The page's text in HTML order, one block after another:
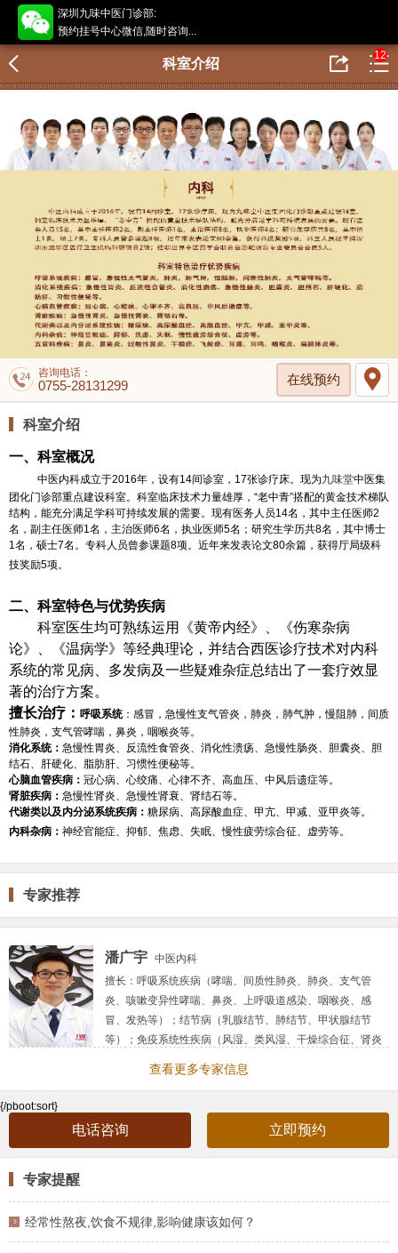
深圳九味中医门诊部:
预约挂号中心微信,随时咨询...
科室介绍
12
咨询电话：
0755-28131299 在线预约
科室介绍
一、科室概况
中医内科成立于2016年，设有14间诊室，17张诊疗床。现为九味堂中医集
团化门诊部重点建设科室。科室临床技术力量雄厚，“老中青”搭配的黄金技术梯队
结构，能充分满足学科可持续发展的需要。现有医务人员14名，其中主任医师2
名，副主任医师1名，主治医师6名，执业医师5名；研究生学历共8名，其中博士
1名，硕士7名。专科人员曾参课题8项。近年来发表论文80余篇，获得厅局级科
技奖励5项。
二、科室特色与优势疾病
科室医生均可熟练运用
《黄帝内经》、《伤寒杂病
论》、《温病学》等经典理论 ， 并结合西医诊疗技术对内科
系统的常见病、多发病及一些疑难杂症总结出了一套疗效显
著的治疗方案。
擅长治疗： 呼吸系统：感冒，急慢性支气管炎，肺炎，肺气肿，慢阻肺，间质
性肺炎，支气管哮喘，鼻炎，咽喉炎等。
消化系统： 急慢性胃炎、反流性食管炎、消化性溃疡、急慢性肠炎、胆囊炎、胆
结石、肝硬化、脂肪肝、习惯性便秘等。
心脑血管疾病： 冠心病、心绞痛、心律不齐、高血压、中风后遗症等。
肾脏疾病： 急慢性肾炎、急慢性肾衰、肾结石等。
代谢类以及内分泌系统疾病： 糖尿病、高尿酸血症、甲亢、甲减、亚甲炎等。
内科杂病： 神经官能症、抑郁、焦虑、失眠、慢性疲劳综合征、虚劳等。
专家推荐
潘广宇 中医内科
擅长： 呼吸系统疾病（哮喘、间质性肺炎、肺炎、支气管
炎、咳嗽变异性哮喘、鼻炎、上呼吸道感染、咽喉炎、感
冒、发热等）；结节病（乳腺结节、肺结节、甲状腺结节
等）；免疫系统性疾病（风湿、类风湿、干燥综合征、肾炎
晕、神经性头痛、面瘫）；代谢类疾病（糖尿病、甲亢、高
囊炎、肝损伤、脂肪肝等）；眼疾（视疲劳、干眼症、···
简介：
主治医师，中医硕士研究生，2012年毕业于黑龙江中
医药大学。 中医世家，国家住院医师规范化培训医师。师承
查看更多专家信息
{/pboot:sort}
电话咨询 立即预约
专家提醒
经常性熬夜,饮食不规律,影响健康该如何？